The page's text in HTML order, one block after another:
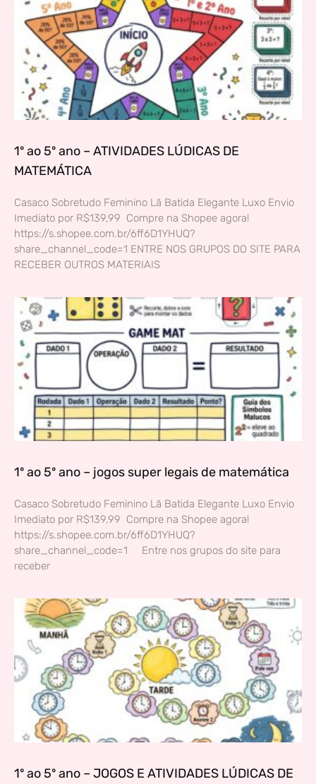
1º ao 5º ano – ATIVIDADES LÚDICAS DE
MATEMÁTICA
Casaco Sobretudo Feminino Lã Batida Elegante Luxo Envio
Imediato por R$139,99 Compre na Shopee agora!
https://s.shopee.com.br/6ff6D1YHUQ?
share_channel_code=1 ENTRE NOS GRUPOS DO SITE PARA
RECEBER OUTROS MATERIAIS
1º ao 5º ano – jogos super legais de matemática
Casaco Sobretudo Feminino Lã Batida Elegante Luxo Envio
Imediato por R$139,99 Compre na Shopee agora!
https://s.shopee.com.br/6ff6D1YHUQ?
share_channel_code=1 Entre nos grupos do site para
receber
1º ao 5º ano – JOGOS E ATIVIDADES LÚDICAS DE